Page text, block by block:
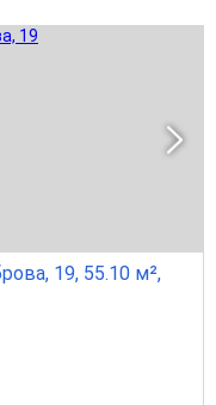
19, 55.10 м²,